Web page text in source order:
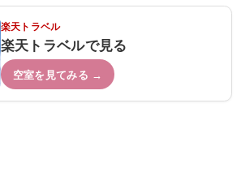
楽天トラベル
楽天トラベルで見る
空室を見てみる →